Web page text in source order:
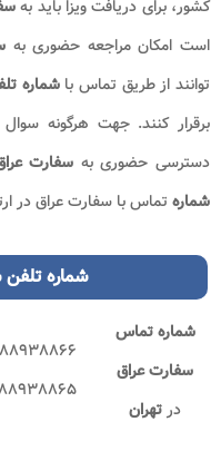
کشور، برای دریافت ویزا باید به
است امکان مراجعه حضوری به
توانند از طریق تماس باشماره
برقرار کنند. جهت هرگونه
دسترسی حضوری به سفارت
شماره تماس با سفارت عراق در
شمارهتلفن
شماره تماس
سفارت عراق
درتهران
۸۸۹۳۸۸۶۶